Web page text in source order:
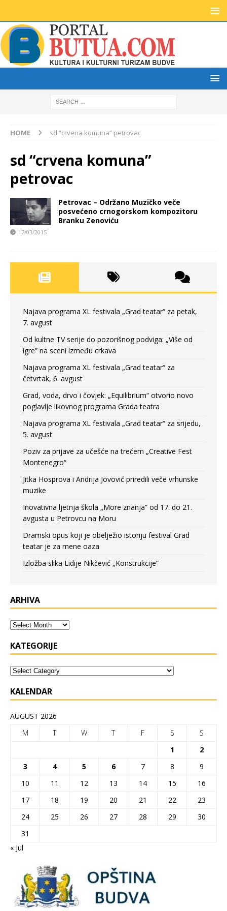
HOME sd “crvena komuna” petrovac
sd “crvena komuna”
petrovac
Petrovac – Održano Muzičko veče
posvećeno crnogorskom kompozitoru
Branku Zenoviću
17/03/2015
Najava programa XL festivala „Grad teatar“ za petak,
7. avgust
Od kultne TV serije do pozorišnog podviga: „Više od
igre” na sceni između crkava
Najava programa XL festivala „Grad teatar“ za
četvrtak, 6. avgust
Grad, voda, drvo i čovjek: „Equilibrium“ otvorio novo
poglavlje likovnog programa Grada teatra
Najava programa XL festivala „Grad teatar“ za srijedu,
5. avgust
Poziv za prijave za učešće na trećem „Creative Fest
Montenegro“
Jitka Hosprova i Andrija Jovović priredili veče vrhunske
muzike
Inovativna ljetnja škola „More znanja” od 17. do 21.
avgusta u Petrovcu na Moru
Dramski opus koji je obelježio istoriju festival Grad
teatar je za mene oaza
Izložba slika Lidije Nikčević „Konstrukcije“
ARHIVA
KATEGORIJE
KALENDAR
AUGUST 2026
M
T W T F S
S
1
2
3
4 5 6 7 8
9
10
11 12 13 14 15
16
17
18 19 20 21 22
23
24
25 26 27 28 29
30
31
« Jul